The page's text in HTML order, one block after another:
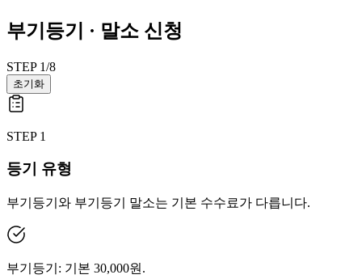
부기등기 · 말소 신청
STEP 1/8
초기화
STEP 1
등기 유형
부기등기와 부기등기 말소는 기본 수수료가 다릅니다.
부기등기: 기본 30,000원.